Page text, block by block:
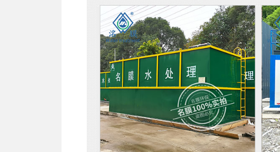
广安（祝总）10分钟前 155... 1000吨污水
资阳（范女士）1天前 138... 10吨豆制品污
乐山（马总）15分钟前 152... 50吨养猪污
成都（吴经理）1天前
100吨脱硫污水
泸州（朱经理）5天前 182... 30吨生活污水